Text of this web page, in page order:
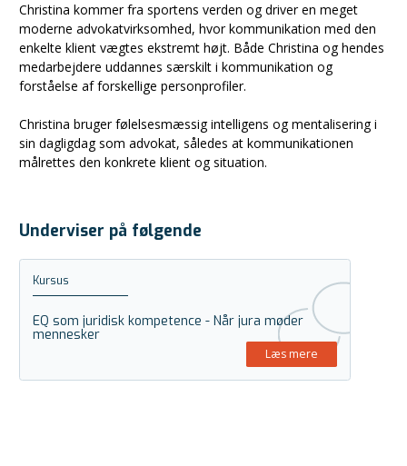
Christina kommer fra sportens verden og driver en meget
moderne advokatvirksomhed, hvor kommunikation med den
enkelte klient vægtes ekstremt højt. Både Christina og hendes
medarbejdere uddannes særskilt i kommunikation og
forståelse af forskellige personprofiler.
Christina bruger følelsesmæssig intelligens og mentalisering i
sin dagligdag som advokat, således at kommunikationen
målrettes den konkrete klient og situation.
Underviser på følgende
Kursus
EQ som juridisk kompetence - Når jura møder
mennesker
Læs mere